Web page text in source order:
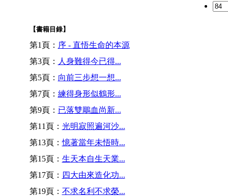
【書籍目錄】
第1頁： 序 - 直悟生命的本源
第3頁： 人身難得今已得...
第5頁： 向前三步想一想...
第7頁： 練得身形似鶴形...
第9頁： 已落雙鵰血尚新...
第11頁： 光明寂照遍河沙...
第13頁：憶著當年未悟時...
第15頁： 生天本自生天業...
第17頁： 四大由來造化功...
第19頁： 不求名利不求榮...